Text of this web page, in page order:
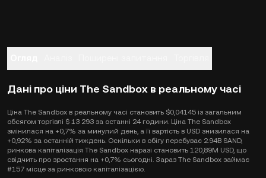
Дані про ціни The Sandbox в реальному часі
Ціна The Sandbox в реальному часі становить $0,04145 із загальним
обсягом торгівлі $ 13 293 за останні 24 години. Ціна The Sandbox
змінилася на +0,7% за минулий день, а її вартість в USD знизилася на
+0,92% за останній тиждень. Оскільки в обігу перебуває 2.94B SAND,
ринкова капіталізація The Sandbox наразі становить 120,89M USD, що
свідчить про зростання на +0,7% сьогодні. Зараз The Sandbox займає
#157 місце за ринковою капіталізацією.